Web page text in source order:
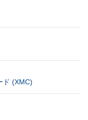
ド (XMC)